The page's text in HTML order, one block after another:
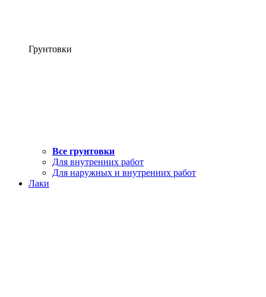
Грунтовки
Все грунтовки
Для внутренних работ
Для наружных и внутренних работ
Лаки